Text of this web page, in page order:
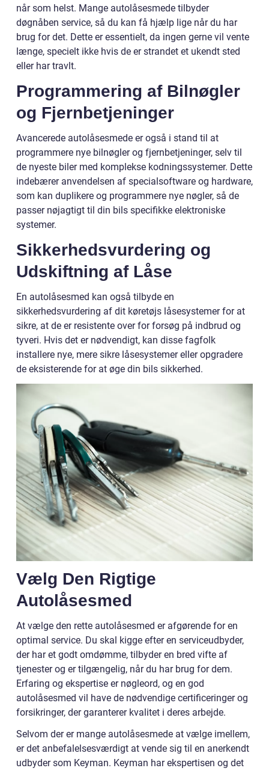
når som helst. Mange autolåsesmede tilbyder
døgnåben service, så du kan få hjælp lige når du har
brug for det. Dette er essentielt, da ingen gerne vil vente
længe, specielt ikke hvis de er strandet et ukendt sted
eller har travlt.
Programmering af Bilnøgler
og Fjernbetjeninger
Avancerede autolåsesmede er også i stand til at
programmere nye bilnøgler og fjernbetjeninger, selv til
de nyeste biler med komplekse kodningssystemer. Dette
indebærer anvendelsen af specialsoftware og hardware,
som kan duplikere og programmere nye nøgler, så de
passer nøjagtigt til din bils specifikke elektroniske
systemer.
Sikkerhedsvurdering og
Udskiftning af Låse
En autolåsesmed kan også tilbyde en
sikkerhedsvurdering af dit køretøjs låsesystemer for at
sikre, at de er resistente over for forsøg på indbrud og
tyveri. Hvis det er nødvendigt, kan disse fagfolk
installere nye, mere sikre låsesystemer eller opgradere
de eksisterende for at øge din bils sikkerhed.
Vælg Den Rigtige
Autolåsesmed
At vælge den rette autolåsesmed er afgørende for en
optimal service. Du skal kigge efter en serviceudbyder,
der har et godt omdømme, tilbyder en bred vifte af
tjenester og er tilgængelig, når du har brug for dem.
Erfaring og ekspertise er nøgleord, og en god
autolåsesmed vil have de nødvendige certificeringer og
forsikringer, der garanterer kvalitet i deres arbejde.
Selvom der er mange autolåsesmede at vælge imellem,
er det anbefalelsesværdigt at vende sig til en anerkendt
udbyder som Keyman. Keyman har ekspertisen og det